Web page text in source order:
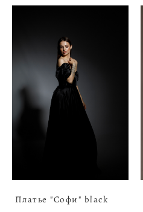
Платье "Софи" black